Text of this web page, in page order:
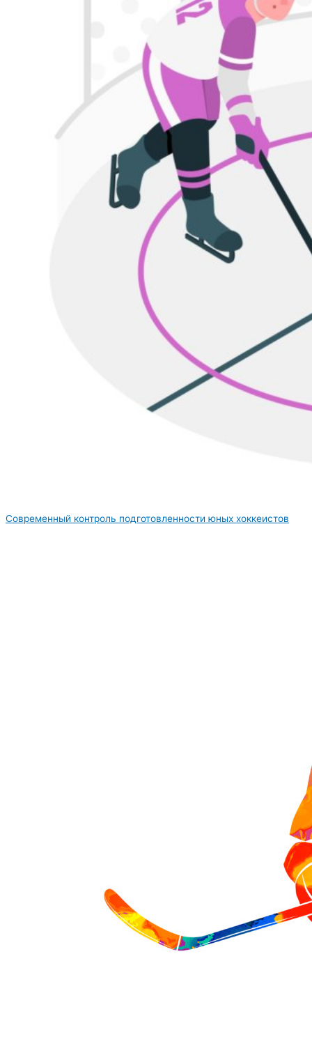
Современный контроль подготовленности юных хоккеистов